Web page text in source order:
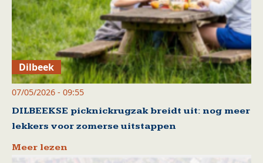
Dilbeek
07/05/2026 - 09:55
DILBEEKSE picknickrugzak breidt uit: nog meer
lekkers voor zomerse uitstappen
Meer lezen